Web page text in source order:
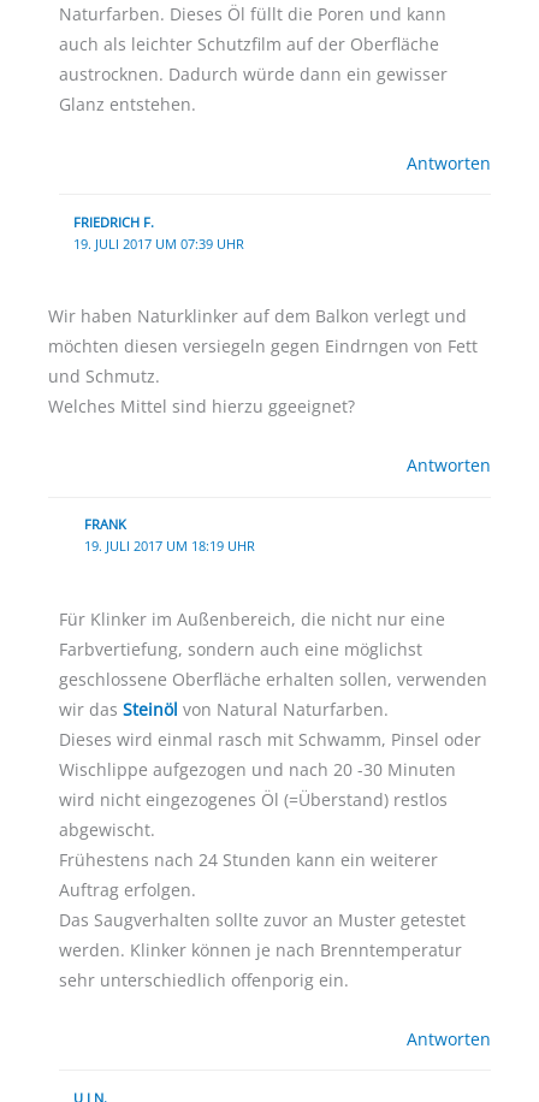
Naturfarben. Dieses Öl füllt die Poren und kann
auch als leichter Schutzfilm auf der Oberfläche
austrocknen. Dadurch würde dann ein gewisser
Glanz entstehen.
Antworten
FRIEDRICH F.
19. JULI 2017 UM 07:39 UHR
Wir haben Naturklinker auf dem Balkon verlegt und
möchten diesen versiegeln gegen Eindrngen von Fett
und Schmutz.
Welches Mittel sind hierzu ggeeignet?
Antworten
FRANK
19. JULI 2017 UM 18:19 UHR
Für Klinker im Außenbereich, die nicht nur eine
Farbvertiefung, sondern auch eine möglichst
geschlossene Oberfläche erhalten sollen, verwenden
wir dasSteinöl von Natural Naturfarben.
Dieses wird einmal rasch mit Schwamm, Pinsel oder
Wischlippe aufgezogen und nach 20 -30 Minuten
wird nicht eingezogenes Öl (=Überstand) restlos
abgewischt.
Frühestens nach 24 Stunden kann ein weiterer
Auftrag erfolgen.
Das Saugverhalten sollte zuvor an Muster getestet
werden. Klinker können je nach Brenntemperatur
sehr unterschiedlich offenporig ein.
Antworten
U I N.